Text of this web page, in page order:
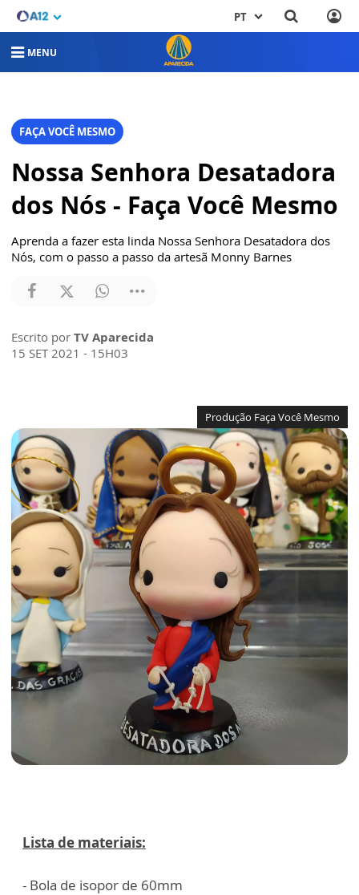
PT
MENU
FAÇA VOCÊ MESMO
Nossa Senhora Desatadora
dos Nós - Faça Você Mesmo
Aprenda a fazer esta linda Nossa Senhora Desatadora dos
Nós, com o passo a passo da artesã Monny Barnes
Escrito por TV Aparecida
15 SET 2021 - 15H03
Produção Faça Você Mesmo
Lista de materiais:
- Bola de isopor de 60mm